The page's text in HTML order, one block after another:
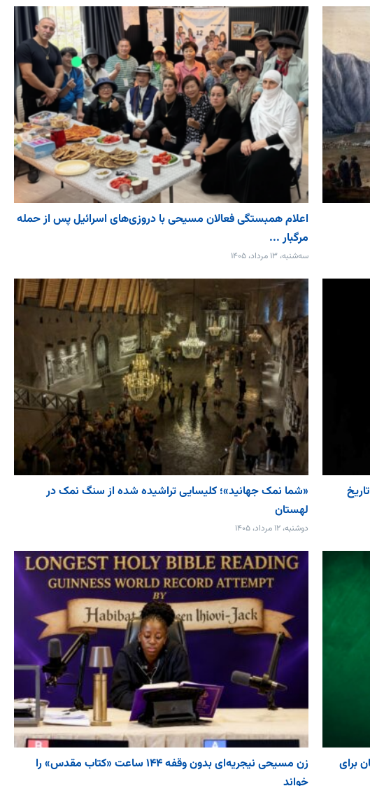
اعلام همبستگی فعالان مسیحی با دروزی‌های اسرائیل پس از حمله
مرگبار ...
سه‌شنبه، ۱۳ مرداد، ۱۴۰۵
«شما نمک جهانید»؛ کلیسایی تراشیده شده از سنگ نمک در
لهستان
دوشنبه، ۱۲ مرداد، ۱۴۰۵
برای
زن مسیحی نیجریه‌ای بدون وقفه ۱۴۴ ساعت «کتاب مقدس» را